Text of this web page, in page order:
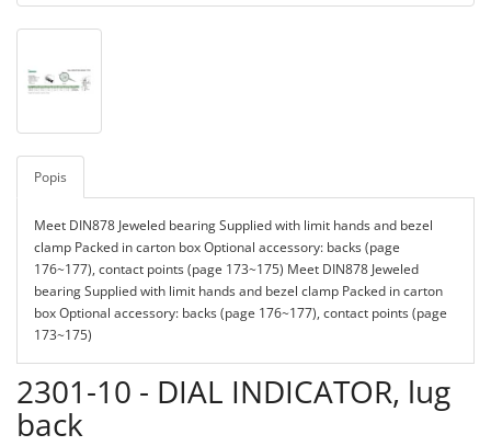
Popis
Meet DIN878 Jeweled bearing Supplied with limit hands and bezel
clamp Packed in carton box Optional accessory: backs (page
176~177), contact points (page 173~175) Meet DIN878 Jeweled
bearing Supplied with limit hands and bezel clamp Packed in carton
box Optional accessory: backs (page 176~177), contact points (page
173~175)
2301-10 - DIAL INDICATOR, lug
back